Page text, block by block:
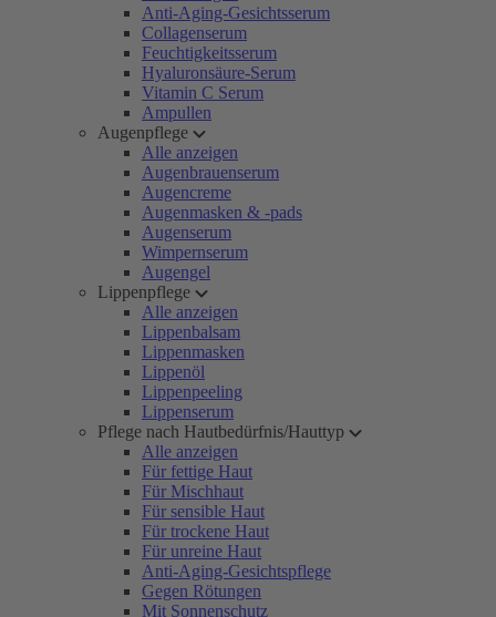
Anti-Aging-Gesichtsserum
Collagenserum
Feuchtigkeitsserum
Hyaluronsäure-Serum
Vitamin C Serum
Ampullen
Augenpflege
Alle anzeigen
Augenbrauenserum
Augencreme
Augenmasken & -pads
Augenserum
Wimpernserum
Augengel
Lippenpflege
Alle anzeigen
Lippenbalsam
Lippenmasken
Lippenöl
Lippenpeeling
Lippenserum
Pflege nach Hautbedürfnis/Hauttyp
Alle anzeigen
Für fettige Haut
Für Mischhaut
Für sensible Haut
Für trockene Haut
Für unreine Haut
Anti-Aging-Gesichtspflege
Gegen Rötungen
Mit Sonnenschutz